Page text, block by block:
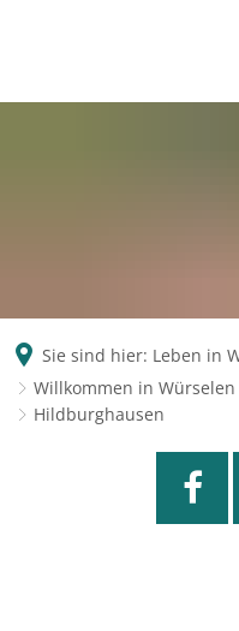
Sie sind hier: Leben in
Willkommen in Würselen
Hildburghausen